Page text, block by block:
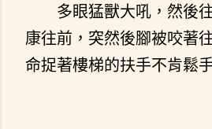
多眼猛獸大吼，然後
康往前，突然後腳被咬著
命捉著樓梯的扶手不肯鬆